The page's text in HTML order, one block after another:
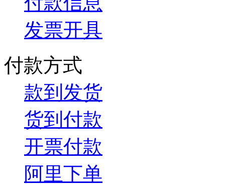
发票开具
付款方式
款到发货
货到付款
开票付款
阿里下单